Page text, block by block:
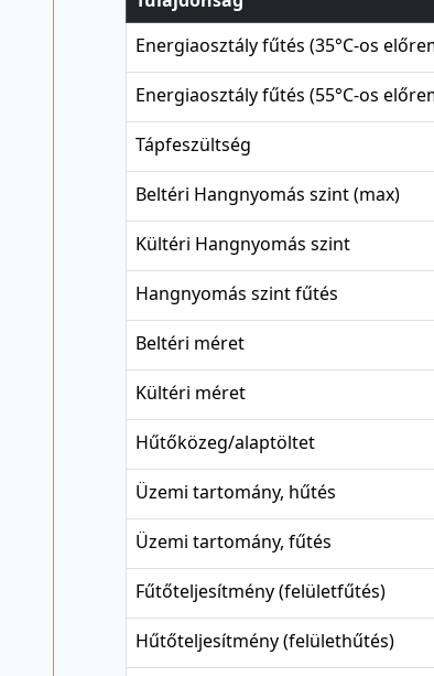
Energiaosztály fűtés (35°C-os
Energiaosztály fűtés (55°C-os
Tápfeszültség
Beltéri Hangnyomás szint (max)
Kültéri Hangnyomás szint
Hangnyomás szint fűtés
Beltéri méret
Kültéri méret
Hűtőközeg/alaptöltet
Üzemi tartomány, hűtés
Üzemi tartomány, fűtés
Fűtőteljesítmény (felületfűtés)
Hűtőteljesítmény (felülethűtés)